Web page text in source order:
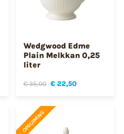
Wedgwood Edme
Plain Melkkan 0,25
liter
€ 35,00 € 22,50
OPRUIMING